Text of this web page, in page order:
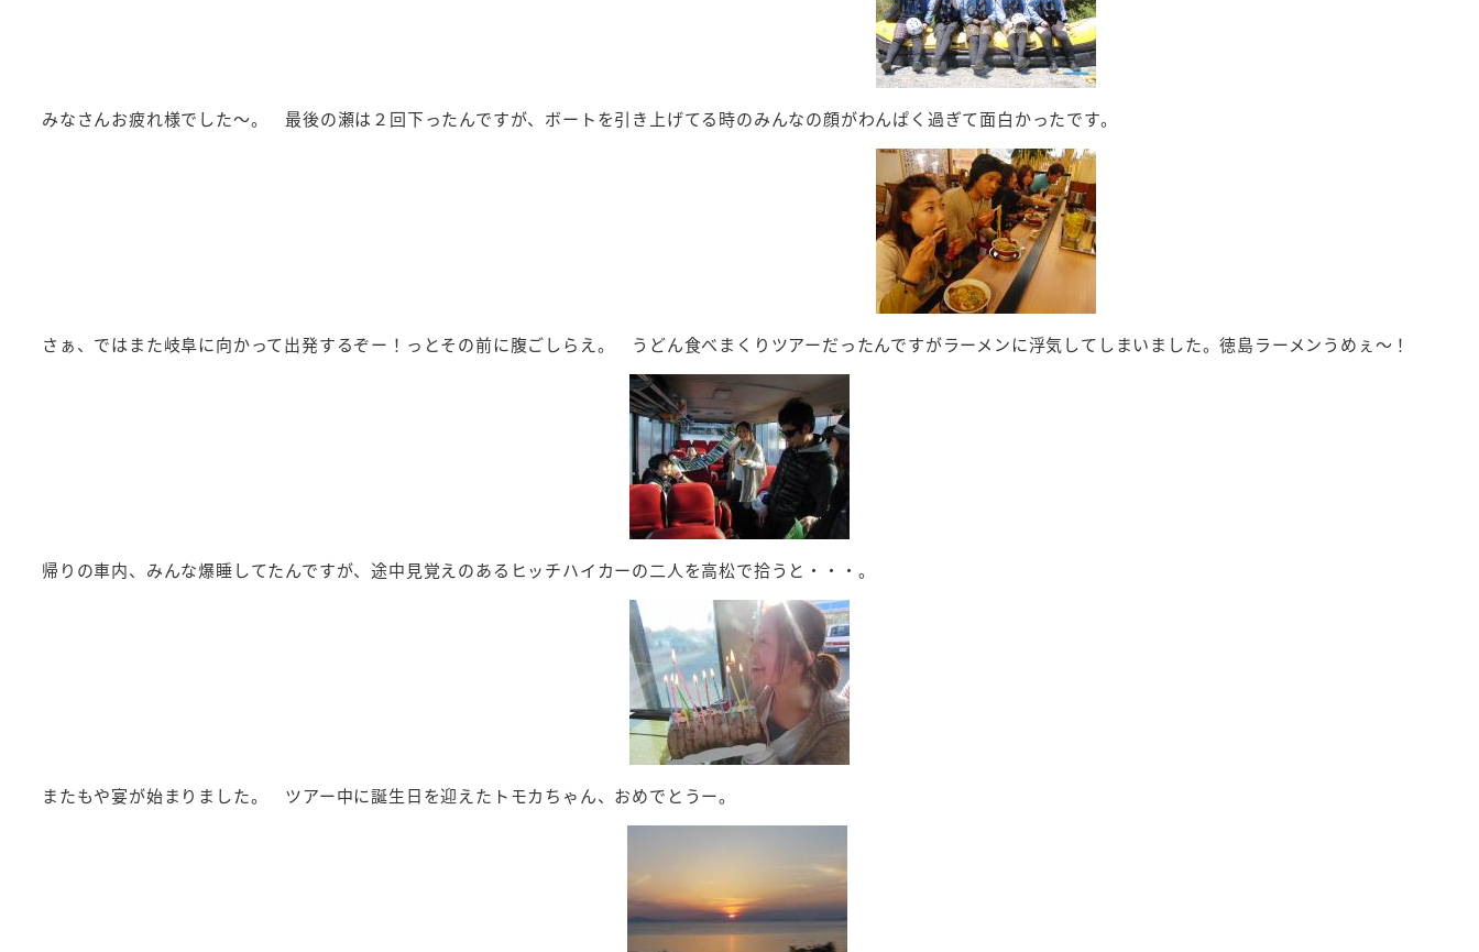
みなさんお疲れ様でした～。 最後の瀬は２回下ったんですが、ボートを引き上げてる時のみんなの顔がわんぱく過ぎて面白かったです。
さぁ、ではまた岐阜に向かって出発するぞー！っとその前に腹ごしらえ。 うどん食べまくりツアーだったんですがラーメンに浮気してしまいました。徳島ラーメンうめぇ～！
帰りの車内、みんな爆睡してたんですが、途中見覚えのあるヒッチハイカーの二人を高松で拾うと・・・。
またもや宴が始まりました。 ツアー中に誕生日を迎えたトモカちゃん、おめでとうー。